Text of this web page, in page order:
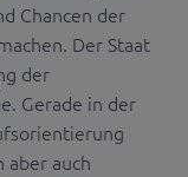
Chancen der
Der Staat
der
Gerade in der
aber auch